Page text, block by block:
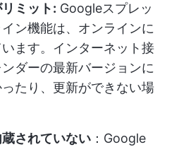
ミット: Googleスプレッ
ン機能は、オンラインに
ます。インターネット接
ダーの最新バージョンに
たり、更新ができない場
されていない ：Google